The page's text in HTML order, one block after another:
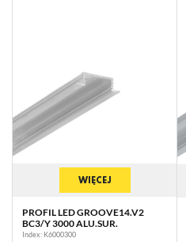
WIĘCEJ
PROFIL LED GROOVE14.V2
BC3/Y 3000 ALU.SUR.
Index: K6000300